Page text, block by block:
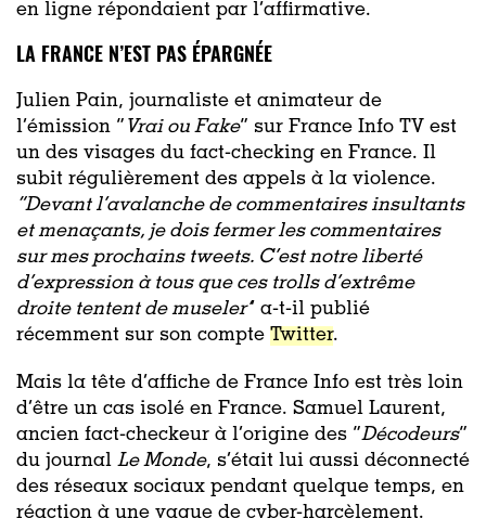
en ligne répondaient par l’affirmative.
LA FRANCE N’EST PAS ÉPARGNÉE
Julien Pain, journaliste et animateur de
l’émission “ Vrai ou Fake” sur France Info TV est
un des visages du fact-checking en France. Il
subit régulièrement des appels à la violence.
“Devant l’avalanche de commentaires insultants
et menaçants, je dois fermer les commentaires
sur mes prochains tweets. C’est notre liberté
d’expression à tous que ces trolls d’extrême
droite tentent de museler’’ a-t-il publié
récemment sur son compte Twitter.
Mais la tête d’affiche de France Info est très loin
d’être un cas isolé en France. Samuel Laurent,
ancien fact-checkeur à l’origine des “Décodeurs”
du journal Le Monde, s’était lui aussi déconnecté
des réseaux sociaux pendant quelque temps, en
réaction à une vague de cyber-harcèlement.